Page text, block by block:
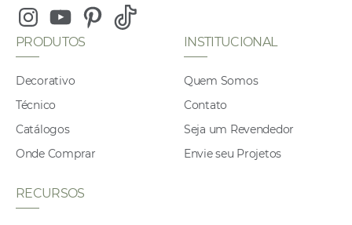
InstagramYoutubePinterest
Tiktok
PRODUTOS
Decorativo
Técnico
Catálogos
Onde Comprar
INSTITUCIONAL
Quem Somos
Contato
Seja um Revendedor
Envie seu Projetos
RECURSOS